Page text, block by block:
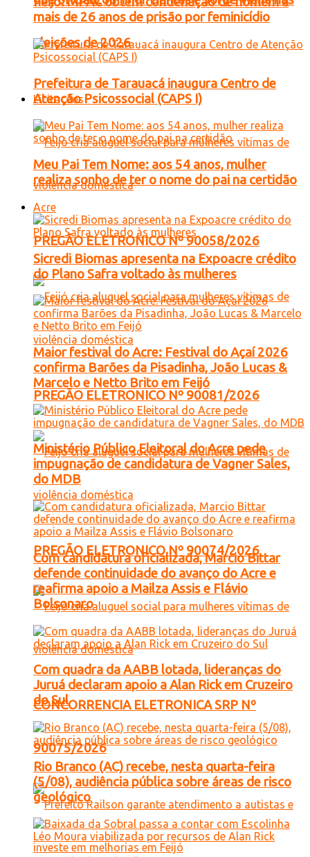
eleições de 2026
Licitações
PREGÃO ELETRONICO Nº 90058/2026
PREGÃO ELETRONICO Nº 90081/2026
PREGÃO ELETRONICO Nº 90074/2026
CONCORRENCIA ELETRONICA SRP Nº
90075/2026
mais de 26 anos de prisão por feminicídio
Prefeitura de Tarauacá inaugura Centro de
Atenção Psicossocial (CAPS I)
Meu Pai Tem Nome: aos 54 anos, mulher
realiza sonho de ter o nome do pai na certidão
Acre
Sicredi Biomas apresenta na Expoacre crédito
do Plano Safra voltado às mulheres
Maior festival do Acre: Festival do Açaí 2026
confirma Barões da Pisadinha, João Lucas &
Marcelo e Netto Brito em Feijó
Ministério Público Eleitoral do Acre pede
impugnação de candidatura de Vagner Sales,
do MDB
Com candidatura oficializada, Marcio Bittar
defende continuidade do avanço do Acre e
reafirma apoio a Mailza Assis e Flávio
Bolsonaro
Com quadra da AABB lotada, lideranças do
Juruá declaram apoio a Alan Rick em Cruzeiro
do Sul
Rio Branco (AC) recebe, nesta quarta-feira
(5/08), audiência pública sobre áreas de risco
geológico